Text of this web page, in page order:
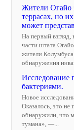
Жители Огайо
террасах, но
может
На первый взгляд,
части штата
жители
обнаружения
Исследование
бактериями.
Новое
Оказалось, это
обнаружили, что
тумана», —...